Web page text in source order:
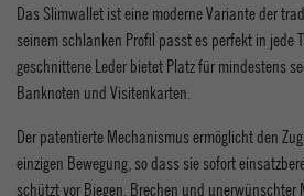
Das Slimwallet ist eine moderne Variante der
seinem schlanken Profil passt es perfekt in jede
geschnittene Leder bietet Platz für mindestens
Banknoten und Visitenkarten.
Der patentierte Mechanismus ermöglicht den
einzigen Bewegung, so dass sie sofort
schützt vor Biegen, Brechen und unerwünschter